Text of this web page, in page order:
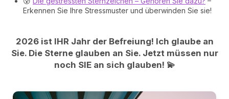
Erkennen Sie Ihre Stressmuster und überwinden Sie sie!
2026 ist IHR Jahr der Befreiung! Ich glaube an
Sie. Die Sterne glauben an Sie. Jetzt müssen nur
noch SIE an sich glauben! 💫